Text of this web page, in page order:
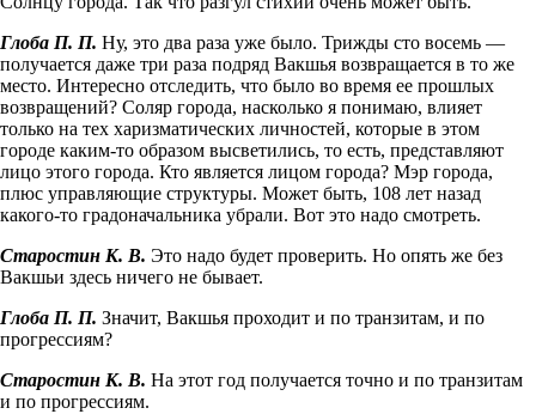
Глоба П. П. Ну, это два раза уже было. Трижды сто восемь —
получается даже три раза подряд Вакшья возвращается в то же
место. Интересно отследить, что было во время ее прошлых
возвращений? Соляр города, насколько я понимаю, влияет
только на тех харизматических личностей, которые в этом
городе каким-то образом высветились, то есть, представляют
лицо этого города. Кто является лицом города? Мэр города,
плюс управляющие структуры. Может быть, 108 лет назад
какого-то градоначальника убрали. Вот это надо смотреть.
Старостин К. В. Это надо будет проверить. Но опять же без
Вакшьи здесь ничего не бывает.
Глоба П. П. Значит, Вакшья проходит и по транзитам, и по
прогрессиям?
Старостин К. В. На этот год получается точно и по транзитам
и по прогрессиям.